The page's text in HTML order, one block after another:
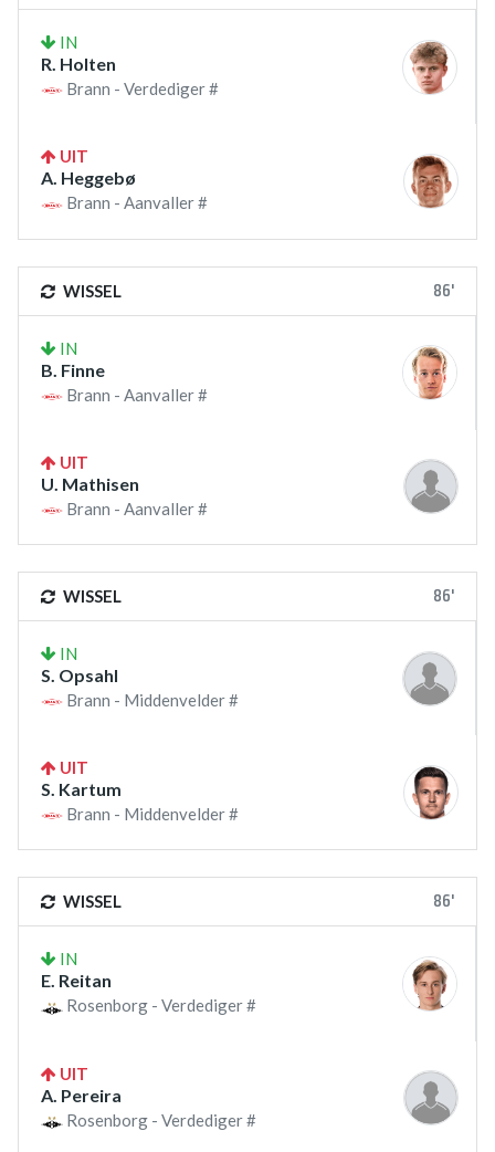
IN
R. Holten
Brann - Verdediger #
UIT
A. Heggebø
Brann - Aanvaller #
WISSEL 86'
IN
B. Finne
Brann - Aanvaller #
UIT
U. Mathisen
Brann - Aanvaller #
WISSEL 86'
IN
S. Opsahl
Brann - Middenvelder #
UIT
S. Kartum
Brann - Middenvelder #
WISSEL 86'
IN
E. Reitan
Rosenborg - Verdediger #
UIT
A. Pereira
Rosenborg - Verdediger #